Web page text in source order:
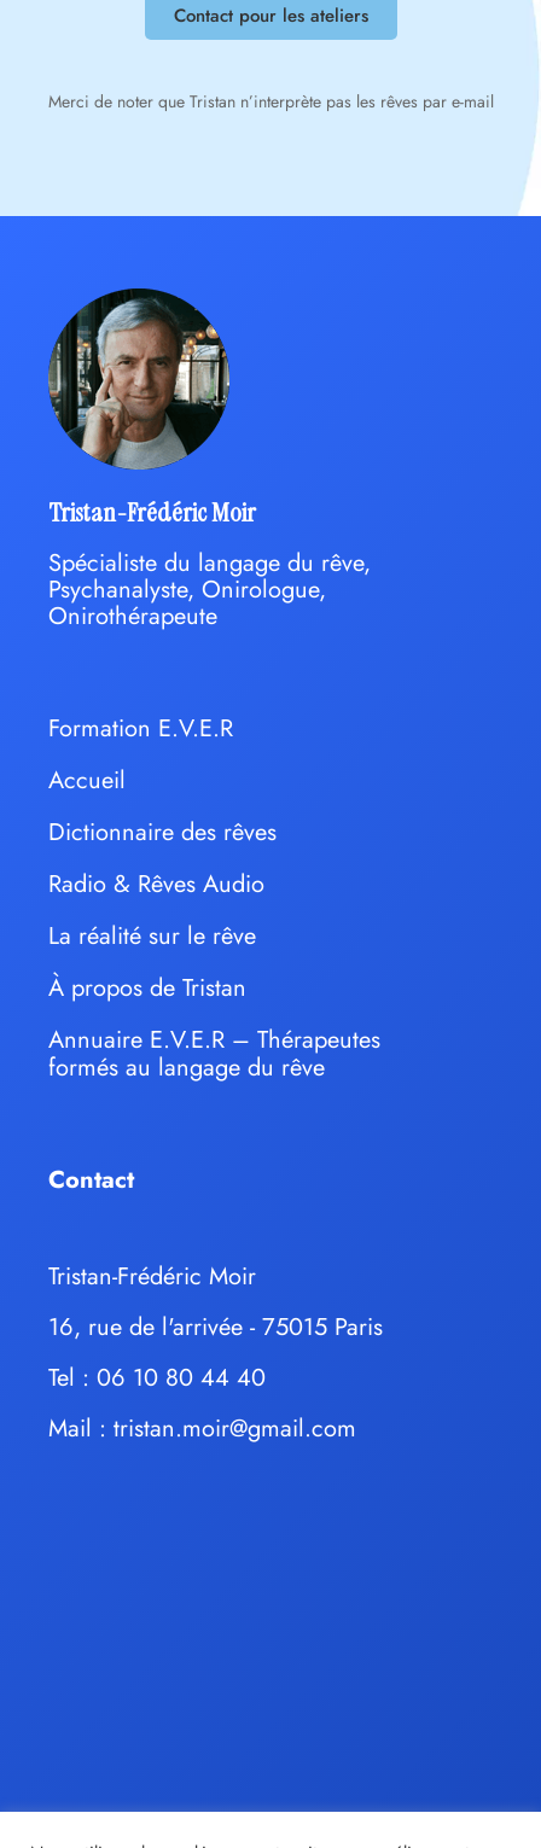
Contact pour les ateliers
Merci de noter que Tristan n’interprète pas les rêves par e-mail
Tristan-Frédéric Moir
Spécialiste du langage du rêve,
Psychanalyste, Onirologue,
Onirothérapeute
Formation E.V.E.R
Accueil
Dictionnaire des rêves
Radio & Rêves Audio
La réalité sur le rêve
À propos de Tristan
Annuaire E.V.E.R – Thérapeutes
formés au langage du rêve
Contact
Tristan-Frédéric Moir
16, rue de l'arrivée - 75015 Paris
Tel : 06 10 80 44 40
Mail : tristan.moir@gmail.com